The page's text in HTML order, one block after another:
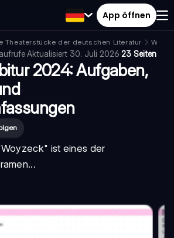
App öffnen
Theaterstücke der deutschen Literatur
aufrufe·Aktualisiert 30. Juli 2026·23 Seiten
2024: Aufgaben,
Woyzeck" ist eines der